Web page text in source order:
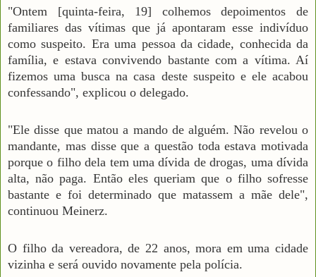
"Ontem [quinta-feira, 19] colhemos depoimentos de
familiares das vítimas que já apontaram esse indivíduo
como suspeito. Era uma pessoa da cidade, conhecida da
família, e estava convivendo bastante com a vítima. Aí
fizemos uma busca na casa deste suspeito e ele acabou
confessando", explicou o delegado.
"Ele disse que matou a mando de alguém. Não revelou o
mandante, mas disse que a questão toda estava motivada
porque o filho dela tem uma dívida de drogas, uma dívida
alta, não paga. Então eles queriam que o filho sofresse
bastante e foi determinado que matassem a mãe dele",
continuou Meinerz.
O filho da vereadora, de 22 anos, mora em uma cidade
vizinha e será ouvido novamente pela polícia.